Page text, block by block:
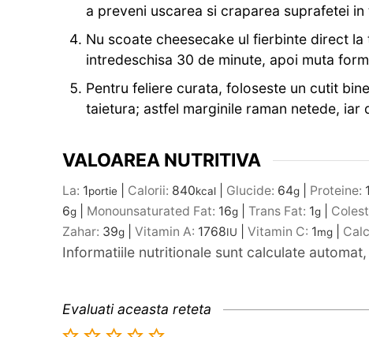
a preveni uscarea si craparea suprafetei
Nu scoate cheesecake ul fierbinte direct
intredeschisa 30 de minute, apoi muta
Pentru feliere curata, foloseste un cutit
taietura; astfel marginile raman netede,
VALOAREA NUTRITIVA
La: 1portie Calorii: 840kcal Glucide: 64g Proteine:
6g Monounsaturated Fat: 16g Trans Fat: 1g
Zahar: 39g Vitamin A: 1768IU Vitamin C: 1mg
Informatiile nutritionale sunt calculate
Evaluati aceasta reteta